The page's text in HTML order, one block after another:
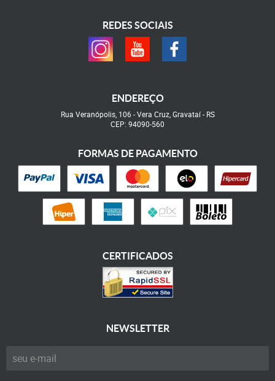
REDES SOCIAIS
ENDEREÇO
Rua Veranópolis, 106 -Vera Cruz, Gravataí- RS
CEP: 94090-560
FORMAS DE PAGAMENTO
CERTIFICADOS
NEWSLETTER